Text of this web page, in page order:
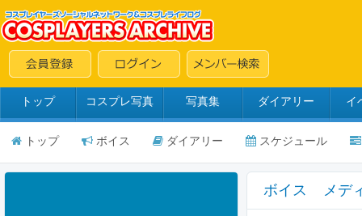
トップ コスプレ写真 写真集 ダイアリー イ
トップ ボイス ダイアリー スケジュール
ボイス メデ